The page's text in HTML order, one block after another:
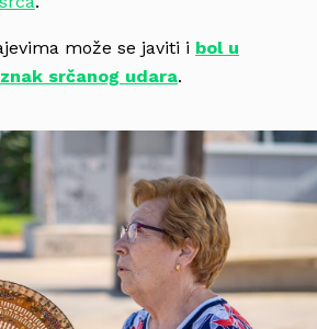
može se javiti i bol u
srčanog udara.